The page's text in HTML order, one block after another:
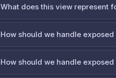
What does this view represent
How should we handle
How should we handle